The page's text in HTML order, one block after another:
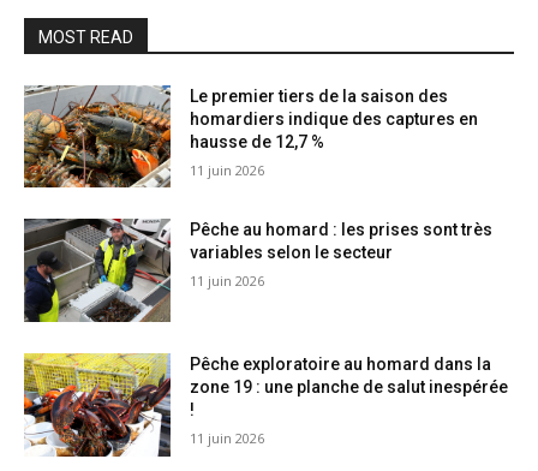
MOST READ
Le premier tiers de la saison des
homardiers indique des captures en
hausse de 12,7 %
11 juin 2026
Pêche au homard : les prises sont très
variables selon le secteur
11 juin 2026
Pêche exploratoire au homard dans la
zone 19 : une planche de salut inespérée
!
11 juin 2026